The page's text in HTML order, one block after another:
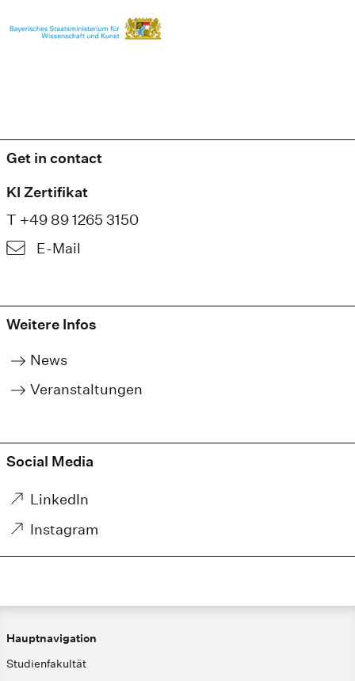
Get in contact
KI Zertifikat
T +49 89 1265 3150
E-Mail
Weitere Infos
News
Veranstaltungen
Social Media
LinkedIn
Instagram
Hauptnavigation
Studienfakultät